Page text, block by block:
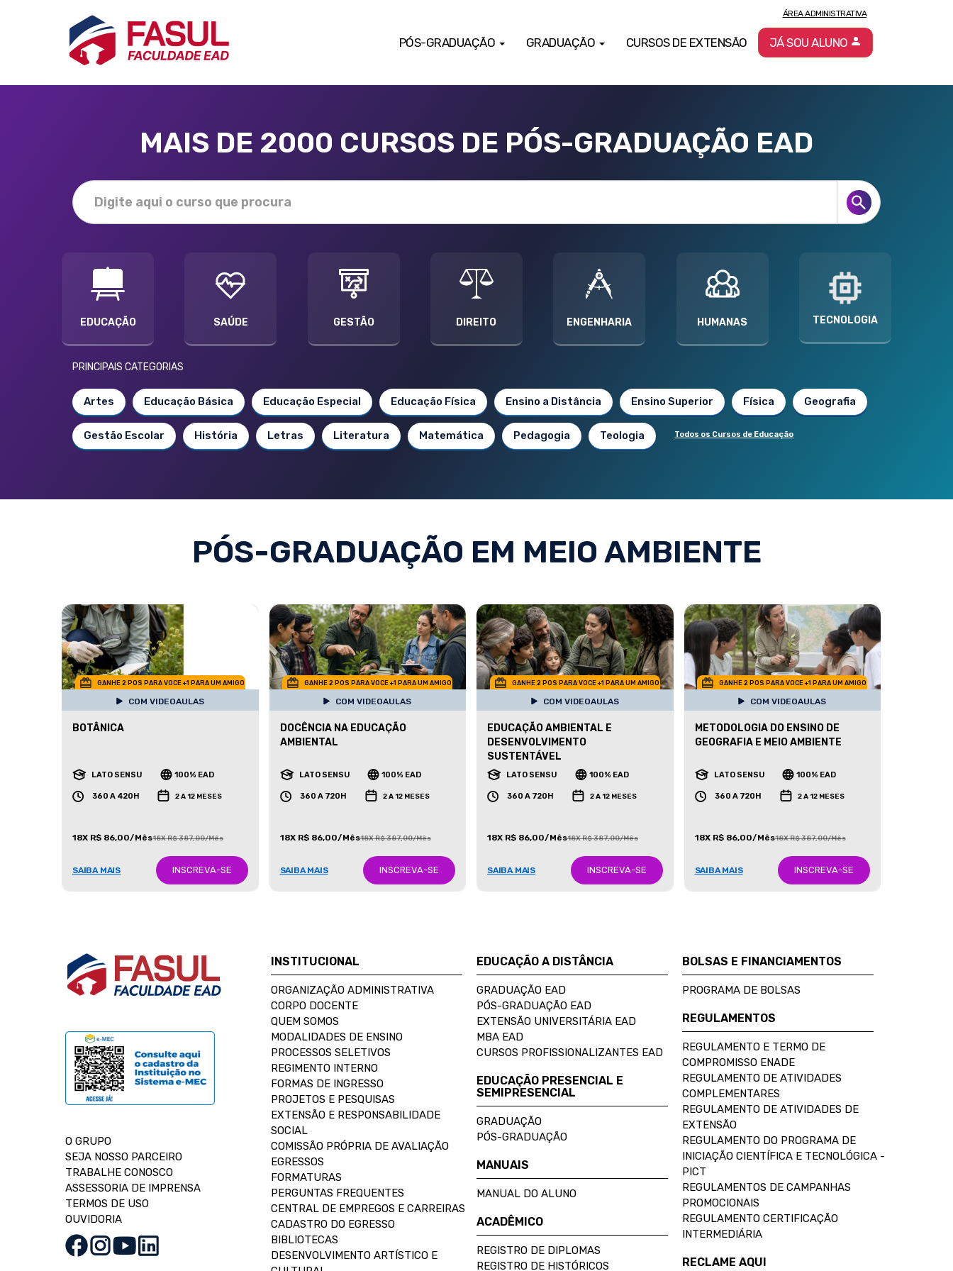
PÓS-GRADUAÇÃO GRADUAÇÃO CURSOS DE EXTENSÃO
ÁREA ADMINISTRATIVA
JÁ SOU ALUNO
MAIS DE 2000 CURSOS DE PÓS-GRADUAÇÃO EAD
EDUCAÇÃO SAÚDE GESTÃO DIREITO ENGENHARIA HUMANAS TECNOLOGIA
PRINCIPAIS CATEGORIAS
Artes Educação Básica Educação Especial Educação Física Ensino a Distância Ensino Superior Física Geografia
Gestão Escolar História Letras Literatura Matemática Pedagogia Teologia Todos os Cursos de Educação
PÓS-GRADUAÇÃO EM MEIO AMBIENTE
GANHE 2 POS PARA VOCE +1 PARA UM AMIGO
COM VIDEOAULAS
BOTÂNICA
LATO SENSU 100% EAD
360 A 420H 2 A 12 MESES
18X R$ 86,00/Mês18X R$ 387,00/Mês
SAIBA MAIS INSCREVA-SE
GANHE 2 POS PARA VOCE +1 PARA UM AMIGO
COM VIDEOAULAS
DOCÊNCIA NA EDUCAÇÃO
AMBIENTAL
LATO SENSU 100% EAD
360 A 720H 2 A 12 MESES
18X R$ 86,00/Mês18X R$ 387,00/Mês
SAIBA MAIS INSCREVA-SE
GANHE 2 POS PARA VOCE +1 PARA UM AMIGO
COM VIDEOAULAS
EDUCAÇÃO AMBIENTAL E
DESENVOLVIMENTO
SUSTENTÁVEL
LATO SENSU 100% EAD
360 A 720H 2 A 12 MESES
18X R$ 86,00/Mês18X R$ 387,00/Mês
SAIBA MAIS INSCREVA-SE
GANHE 2 POS PARA VOCE +1 PARA UM AMIGO
COM VIDEOAULAS
METODOLOGIA DO ENSINO DE
GEOGRAFIA E MEIO AMBIENTE
LATO SENSU 100% EAD
360 A 720H 2 A 12 MESES
18X R$ 86,00/Mês18X R$ 387,00/Mês
SAIBA MAIS INSCREVA-SE
O GRUPO
SEJA NOSSO PARCEIRO
TRABALHE CONOSCO
ASSESSORIA DE IMPRENSA
TERMOS DE USO
OUVIDORIA
INSTITUCIONAL
ORGANIZAÇÃO ADMINISTRATIVA
CORPO DOCENTE
QUEM SOMOS
MODALIDADES DE ENSINO
PROCESSOS SELETIVOS
REGIMENTO INTERNO
FORMAS DE INGRESSO
PROJETOS E PESQUISAS
EXTENSÃO E RESPONSABILIDADE
SOCIAL
COMISSÃO PRÓPRIA DE AVALIAÇÃO
EGRESSOS
FORMATURAS
PERGUNTAS FREQUENTES
CENTRAL DE EMPREGOS E CARREIRAS
CADASTRO DO EGRESSO
BIBLIOTECAS
DESENVOLVIMENTO ARTÍSTICO E
EDUCAÇÃO A DISTÂNCIA
GRADUAÇÃO EAD
PÓS-GRADUAÇÃO EAD
EXTENSÃO UNIVERSITÁRIA EAD
MBA EAD
CURSOS PROFISSIONALIZANTES EAD
EDUCAÇÃO PRESENCIAL E
SEMIPRESENCIAL
GRADUAÇÃO
PÓS-GRADUAÇÃO
MANUAIS
MANUAL DO ALUNO
ACADÊMICO
REGISTRO DE DIPLOMAS
REGISTRO DE HISTÓRICOS
BOLSAS E FINANCIAMENTOS
PROGRAMA DE BOLSAS
REGULAMENTOS
REGULAMENTO E TERMO DE
COMPROMISSO ENADE
REGULAMENTO DE ATIVIDADES
COMPLEMENTARES
REGULAMENTO DE ATIVIDADES DE
EXTENSÃO
REGULAMENTO DO PROGRAMA DE
INICIAÇÃO CIENTÍFICA E TECNOLÓGICA -
PICT
REGULAMENTOS DE CAMPANHAS
PROMOCIONAIS
REGULAMENTO CERTIFICAÇÃO
INTERMEDIÁRIA
RECLAME AQUI